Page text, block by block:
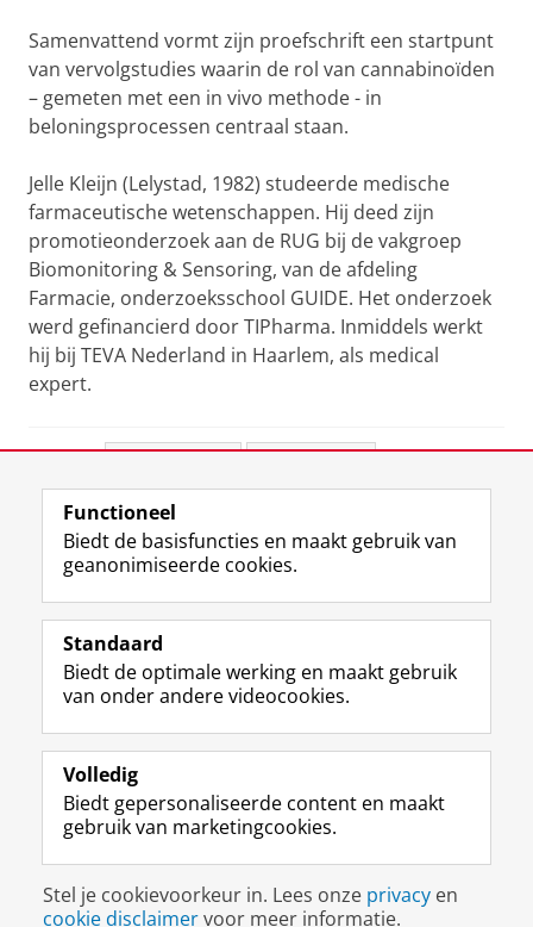
Samenvattend vormt zijn proefschrift een startpunt
van vervolgstudies waarin de rol van cannabinoïden
– gemeten met een in vivo methode - in
beloningsprocessen centraal staan.
Jelle Kleijn (Lelystad, 1982) studeerde medische
farmaceutische wetenschappen. Hij deed zijn
promotieonderzoek aan de RUG bij de vakgroep
Biomonitoring & Sensoring, van de afdeling
Farmacie, onderzoeksschool GUIDE. Het onderzoek
werd gefinancierd door TIPharma. Inmiddels werkt
hij bij TEVA Nederland in Haarlem, als medical
expert.
View this page in:English
Volg de RUG
F
a
e
b
o
p
a
i
n
a
L
i
k
e
I
-
p
g
i
n
R
S
-
f
e
R
k
s
u
I
n
t
r
m
c
c
o
Y
o
T
e
k
a
a
Studiekiezers
Alumni
Over ons
Disclaimer & Copyright
Inloggen
Functioneel
Biedt de basisfuncties en maakt gebruik van
geanonimiseerde cookies.
Standaard
Biedt de optimale werking en maakt gebruik
van onder andere videocookies.
Volledig
Biedt gepersonaliseerde content en maakt
gebruik van marketingcookies.
Stel je cookievoorkeur in. Lees onze privacy en
cookie disclaimervoor meer informatie.